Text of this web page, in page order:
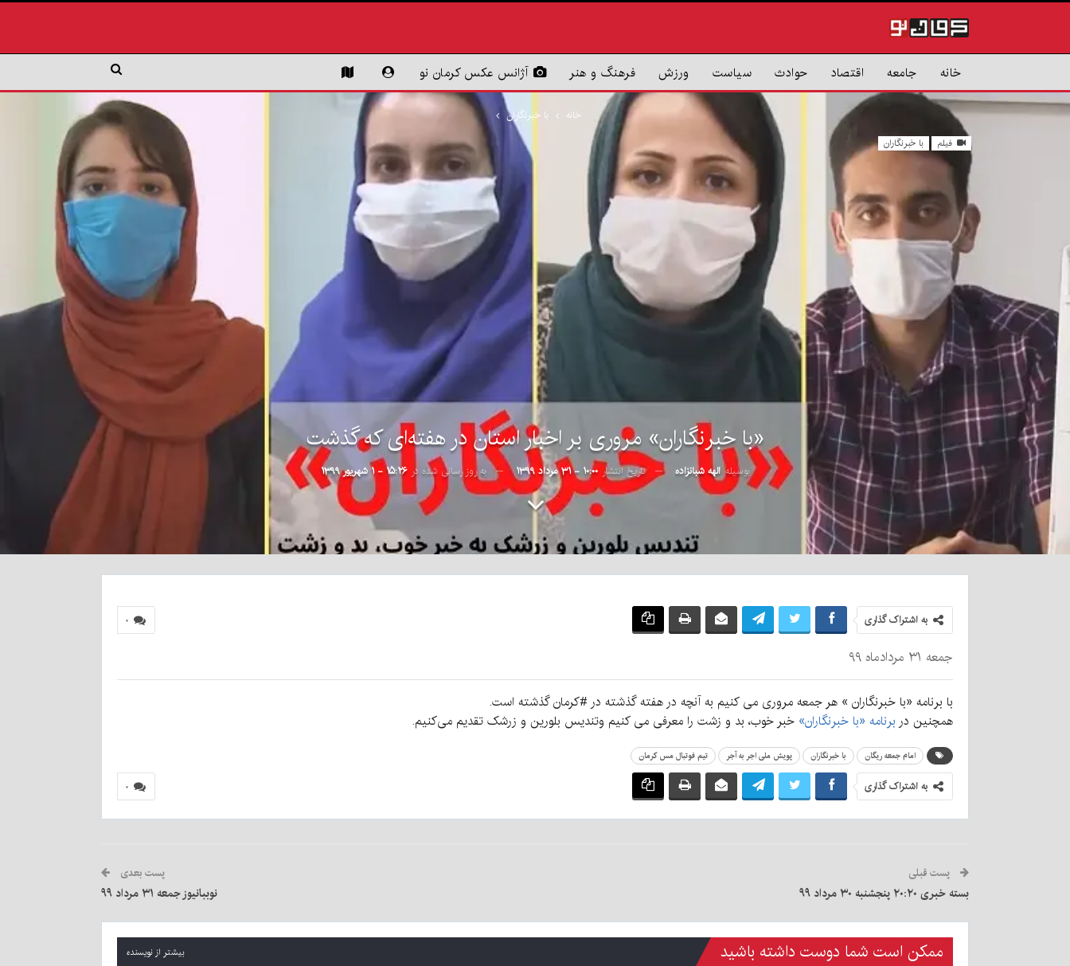
خانه جامعه اقتصاد حوادث سیاست ورزش فرهنگ و هنر آژانس عکس کرمان نو
خانه با خبرنگاران
فیلم با خبرنگاران
«با خبرنگاران» مروری بر اخبار استان در هفته‌ای که گذشت
بوسیلهالهه شبانزاده تاریخ انتشار ۱۰:۰۰ - ۳۱ مرداد ۱۳۹۹ به روز رسانی شده در ۱۵:۲۶ - ۱ شهریور ۱۳۹۹
۰ به اشتراک گذاری
جمعه ۳۱ مردادماه ۹۹
با برنامه «با خبرنگاران » هر جمعه مروری می کنیم به آنچه در هفته گذشته در #کرمان گذشته است.
همچنین در برنامه «با خبرنگاران» خبر خوب، بد و زشت را معرفی می کنیم و‌تندیس بلورین و زرشک تقدیم می‌کنیم.
امام جمعه ریگان با خبرنگاران پویش ملی اجر به آجر تیم فوتبال مس کرمان
۰ به اشتراک گذاری
پست قبلی
بسته خبری ۲۰:۲۰ پنجشنبه ۳۰ مرداد ۹۹
پست بعدی
نوببانیوز جمعه ۳۱ مرداد ۹۹
ممکن است شما دوست داشته باشید بیشتر از نویسنده